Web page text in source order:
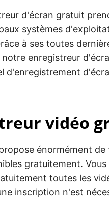
d'écran gratuit
systèmes
à ses toutes
enregistreur
d'enregistrement
vidéo
énormément
gratuitement.
toutes les
inscription n'est